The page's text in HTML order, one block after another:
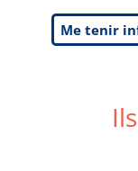
Me tenir